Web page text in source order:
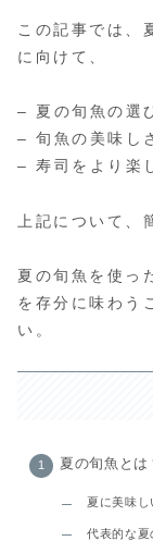
この記事では、
に向けて、
– 夏の旬魚の選
– 旬魚の美味し
– 寿司をより楽
上記について、
夏の旬魚を使っ
を存分に味わう
い。
夏の旬魚とは
夏に美味し
代表的な夏